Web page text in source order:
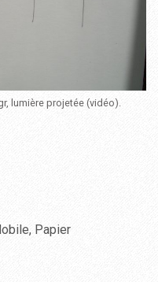
lumière projetée (vidéo).
, Papier